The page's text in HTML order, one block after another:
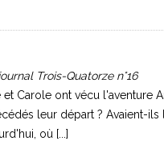
Trois-Quatorze n°16
et Carole ont vécu l'aventure
leur départ ? Avaient-
où [...]